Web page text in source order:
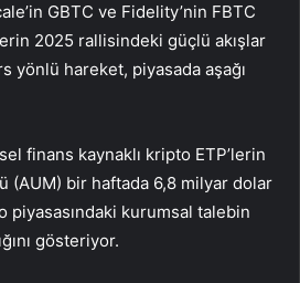
GBTC ve Fidelity’nin FBTC
2025 rallisindeki güçlü akışlar
yönlü hareket, piyasada aşağı
finans kaynaklı kripto ETP’lerin
(AUM) bir haftada 6,8 milyar dolar
piyasasındaki kurumsal talebin
gösteriyor.